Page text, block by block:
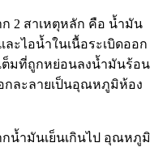
ก 2 สาเหตุหลัก คือ น้ำมัน
ละไอน้ำในเนื้อระเบิดออก
ต็มที่ถูกหย่อนลงน้ำมันร้อน
กละลายเป็นอุณหภูมิห้อง
น้ำมันเย็นเกินไป อุณหภูมิ